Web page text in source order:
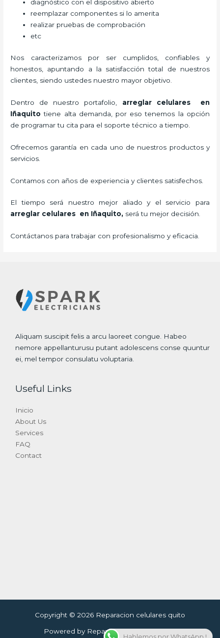
diagnóstico con el dispositivo abierto
reemplazar componentes si lo amerita
realizar pruebas de comprobación
etc
Nos caracterizamos por ser cumplidos, confiables y
honestos, apuntando a la satisfacción total de nuestros
clientes, siendo ustedes nuestro mayor objetivo.
Dentro de nuestro portafolio, arreglar celulares en
Iñaquito tiene alta demanda, por eso tenemos la opción
de programar tu cita para el soporte técnico a tiempo.
Ofrecemos garantía en cada uno de nuestros productos y
servicios.
Contamos con años de experiencia y clientes satisfechos.
El tiempo será nuestro mejor aliado y el servicio para
arreglar celulares en Iñaquito, será tu mejor decisión.
Contáctanos para trabajar con profesionalismo y eficacia.
Aliquam suscipit felis a arcu laoreet congue. Habeo
nemore appellanturusu putant adolescens conse quuntur
ei, mel tempor consulatu voluptaria.
Useful Links
Inicio
About Us
Services
FAQ
Contact
Copyright © 2026 Reparacion celulares quito
Powered by Reparacion celulares quito